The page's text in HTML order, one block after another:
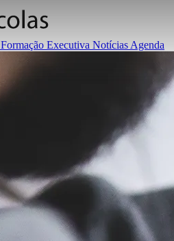
Formação Executiva Notícias Agenda